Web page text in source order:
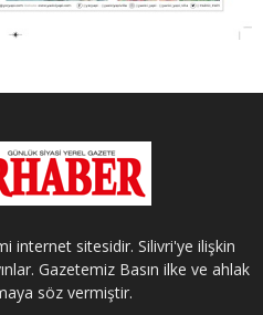
internet sitesidir. Silivri'ye ilişkin
Gazetemiz Basın ilke ve ahlak
söz vermiştir.